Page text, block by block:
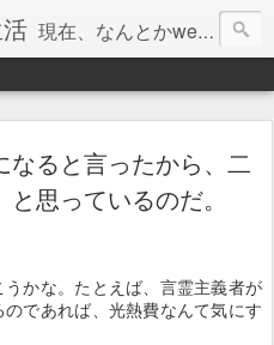
現在、なんとかweb系の仕事で食べています。このブログで扱う問題は「この世とはなにか」「人生とはなにか」「人間とはなにか」「強迫神経症の原因と解決法」「うつ病の原因と寄り添う方法」「家族の問題」などについてです。
なると言ったから、二
思っているのだ。
かな。たとえば、言霊主義者が
であれば、光熱費なんて気にす